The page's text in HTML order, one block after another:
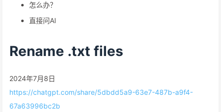
怎么办？
直接问AI
Rename .txt files
2024年7月8日
https://chatgpt.com/share/5dbdd5a9-63e7-487b-a9f4-
67a63996bc2b